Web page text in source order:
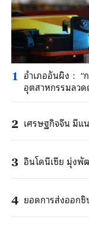
1 อำเภออันผิง：
อุตสาหกรรมลวด
2 เศรษฐกิจจีน มีแ
3 อินโดนีเซีย มุ่งพั
4 ยอดการส่งออก